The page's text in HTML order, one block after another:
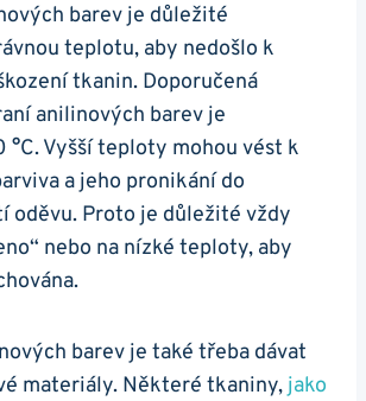
barev je důležité
teplotu, aby nedošlo k
tkanin. Doporučená
anilinových barev je
°C. Vyšší teploty mohou vést k
a jeho pronikání do
oděvu. Proto je důležité vždy
nebo na nízké teploty, aby
barev je také třeba dávat
materiály. Některé tkaniny, jako